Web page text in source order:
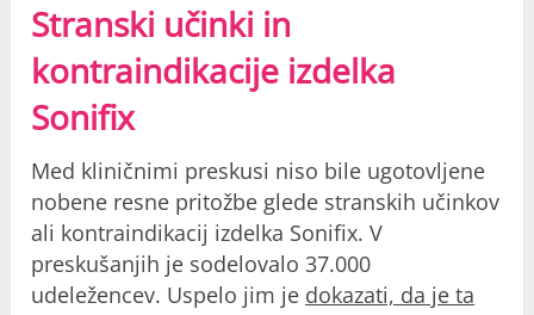
Stranski učinki in
kontraindikacije izdelka
Sonifix
Med kliničnimi preskusi niso bile ugotovljene
nobene resne pritožbe glede stranskih učinkov
ali kontraindikacij izdelka Sonifix. V
preskušanjih je sodelovalo 37.000
udeležencev. Uspelo jim je dokazati, da je ta